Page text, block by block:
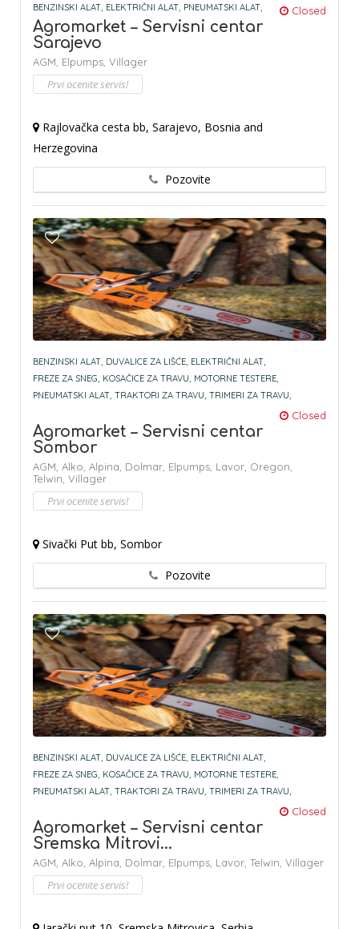
BENZINSKI ALAT, ELEKTRIČNI ALAT, PNEUMATSKI ALAT, Closed
Agromarket – Servisni centar
Sarajevo
AGM, Elpumps, Villager
Prvi ocenite servis!
Rajlovačka cesta bb, Sarajevo, Bosnia and
Herzegovina
Pozovite
BENZINSKI ALAT, DUVALICE ZA LIŠĆE, ELEKTRIČNI ALAT,
FREZE ZA SNEG, KOSAČICE ZA TRAVU, MOTORNE TESTERE,
PNEUMATSKI ALAT, TRAKTORI ZA TRAVU, TRIMERI ZA TRAVU,
Closed
Agromarket – Servisni centar
Sombor
AGM, Alko, Alpina, Dolmar, Elpumps, Lavor, Oregon,
Telwin, Villager
Prvi ocenite servis!
Sivački Put bb, Sombor
Pozovite
BENZINSKI ALAT, DUVALICE ZA LIŠĆE, ELEKTRIČNI ALAT,
FREZE ZA SNEG, KOSAČICE ZA TRAVU, MOTORNE TESTERE,
PNEUMATSKI ALAT, TRAKTORI ZA TRAVU, TRIMERI ZA TRAVU,
Closed
Agromarket – Servisni centar
Sremska Mitrovi...
AGM, Alko, Alpina, Dolmar, Elpumps, Lavor, Telwin, Villager
Prvi ocenite servis!